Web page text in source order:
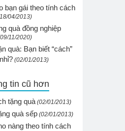
bạn gái theo tính cách
04/2013)
quà đồng nghiệp
11/2020)
quà: Bạn biết “cách”
(02/01/2013)
tin cũ hơn
tặng quà (02/01/2013)
quà sếp (02/01/2013)
nàng theo tính cách